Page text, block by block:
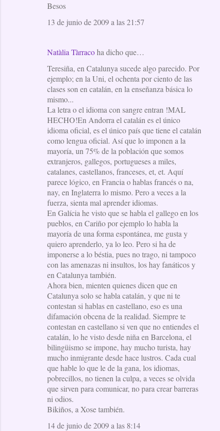
Besos
13 de junio de 2009 a las 21:57
Natàlia Tàrracoha dicho que…
Teresiña, en Catalunya sucede algo parecido. Por
ejemplo; en la Uni, el ochenta por ciento de las
clases son en catalán, en la enseñanza básica lo
mismo...
La letra o el idioma con sangre entran !MAL
HECHO!En Andorra el catalán es el único
idioma oficial, es el único país que tiene el catalán
como lengua oficial. Así que lo imponen a la
mayoría, un 75% de la población que somos
extranjeros, gallegos, portugueses a miles,
catalanes, castellanos, franceses, et, et. Aquí
parece lógico, en Francia o hablas francés o na,
nay, en Inglaterra lo mismo. Pero a veces a la
fuerza, sienta mal aprender idiomas.
En Galícia he visto que se habla el gallego en los
pueblos, en Cariño por ejemplo lo habla la
mayoría de una forma espontánea, me gusta y
quiero aprenderlo, ya lo leo. Pero si ha de
imponerse a lo béstia, pues no trago, ni tampoco
con las amenazas ni insultos, los hay fanáticos y
en Catalunya también.
Ahora bien, mienten quienes dicen que en
Catalunya solo se habla catalán, y que ni te
contestan si hablas en castellano, eso es una
difamación obcena de la realidad. Siempre te
contestan en castellano si ven que no entiendes el
catalán, lo he visto desde niña en Barcelona, el
bilingüismo se impone, hay mucho turista, hay
mucho inmigrante desde hace lustros. Cada cual
que hable lo que le de la gana, los idiomas,
pobrecillos, no tienen la culpa, a veces se olvida
que sirven para comunicar, no para crear barreras
ni odios.
Bikiños, a Xose también.
14 de junio de 2009 a las 8:14